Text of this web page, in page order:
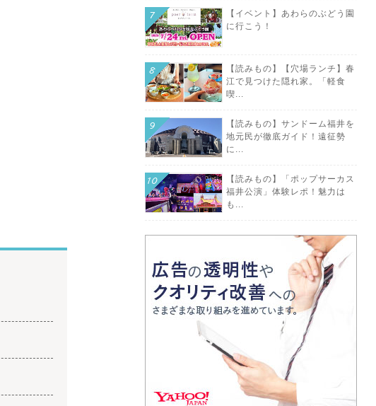
【イベント】あわらのぶどう園
に行こう！
【読みもの】【穴場ランチ】春
江で見つけた隠れ家。「軽食
喫...
【読みもの】サンドーム福井を
地元民が徹底ガイド！遠征勢
に...
【読みもの】「ポップサーカス
福井公演」体験レポ！魅力は
も...